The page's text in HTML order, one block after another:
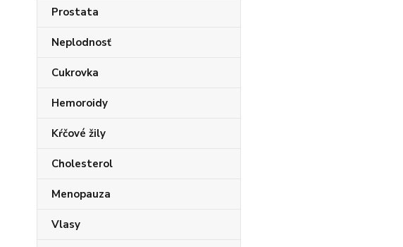
Prostata
Neplodnosť
Cukrovka
Hemoroidy
Kŕčové žily
Cholesterol
Menopauza
Vlasy